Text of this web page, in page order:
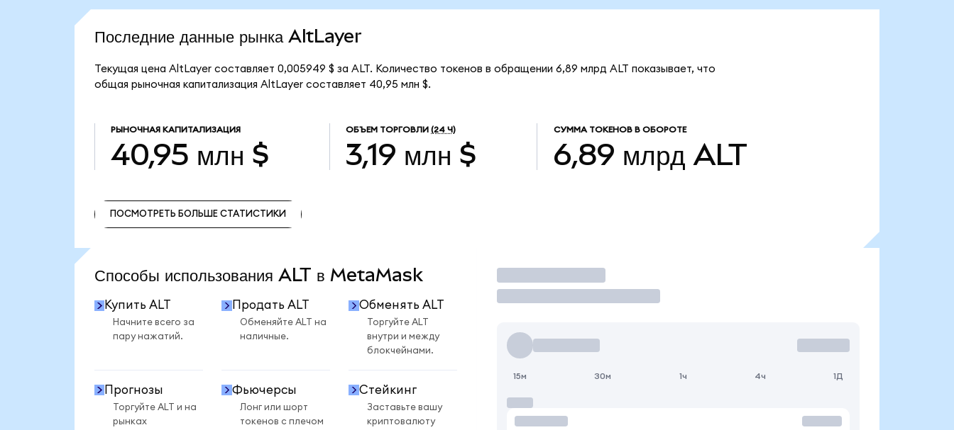
Последние данные рынка AltLayer
Текущая цена AltLayer составляет 0,005949 $ за ALT. Количество токенов в обращении 6,89 млрд ALT показывает, что
общая рыночная капитализация AltLayer составляет 40,95 млн $.
РЫНОЧНАЯ КАПИТАЛИЗАЦИЯ
40,95 млн $
ОБЪЕМ ТОРГОВЛИ (24 Ч)
3,19 млн $
СУММА ТОКЕНОВ В ОБОРОТЕ
6,89 млрд ALT
ПОСМОТРЕТЬ БОЛЬШЕ СТАТИСТИКИ
Способы использования ALT в MetaMask
Купить ALT
Начните всего за
пару нажатий.
Продать ALT
Обменяйте ALT на
наличные.
Обменять ALT
Торгуйте ALT
внутри и между
блокчейнами.
Прогнозы
Торгуйте ALT и на
рынках
Фьючерсы
Лонг или шорт
токенов с плечом
Стейкинг
Заставьте вашу
криптовалюту
Торговать
15м 30м 1ч 4ч 1Д